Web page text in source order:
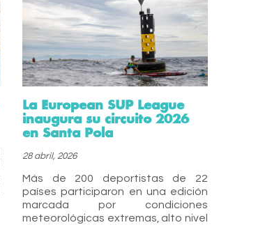
La European SUP League
inaugura su circuito 2026
en Santa Pola
28 abril, 2026
Más de 200 deportistas de 22
países participaron en una edición
marcada por condiciones
meteorológicas extremas, alto nivel